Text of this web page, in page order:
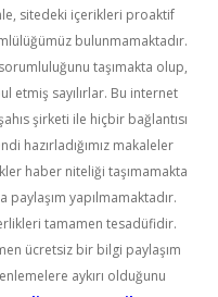
sitedeki içerikleri proaktif
bulunmamaktadır.
taşımakta olup,
etmiş sayılırlar. Bu internet
şirketi ile hiçbir bağlantısı
hazırladığımız makaleler
haber niteliği taşımamakta
paylaşım yapılmamaktadır.
tamamen tesadüfidir.
ücretsiz bir bilgi paylaşım
aykırı olduğunu